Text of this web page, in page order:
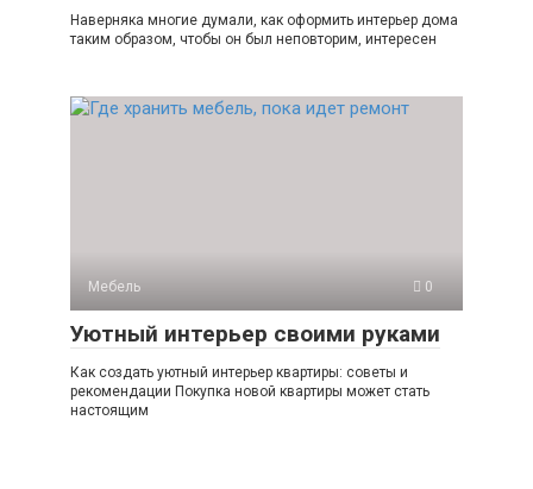
Наверняка многие думали, как оформить интерьер дома
таким образом, чтобы он был неповторим, интересен
Мебель 0
Уютный интерьер своими руками
Как создать уютный интерьер квартиры: советы и
рекомендации Покупка новой квартиры может стать
настоящим